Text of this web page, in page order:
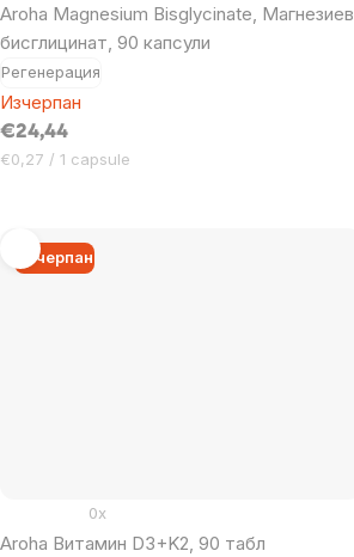
Aroha Magnesium Bisglycinate, Магнезиев
бисглицинат, 90 капсули
Регенерация
Изчерпан
€24,44
Цена
€0,27 / 1 capsule
Изчерпан
Aroha Витамин D3+K2, 90 табл
0x